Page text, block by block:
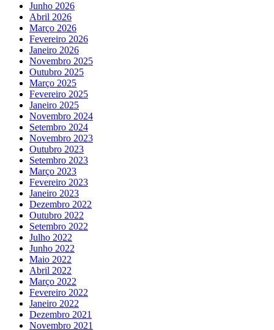
Junho 2026
Abril 2026
Março 2026
Fevereiro 2026
Janeiro 2026
Novembro 2025
Outubro 2025
Março 2025
Fevereiro 2025
Janeiro 2025
Novembro 2024
Setembro 2024
Novembro 2023
Outubro 2023
Setembro 2023
Março 2023
Fevereiro 2023
Janeiro 2023
Dezembro 2022
Outubro 2022
Setembro 2022
Julho 2022
Junho 2022
Maio 2022
Abril 2022
Março 2022
Fevereiro 2022
Janeiro 2022
Dezembro 2021
Novembro 2021